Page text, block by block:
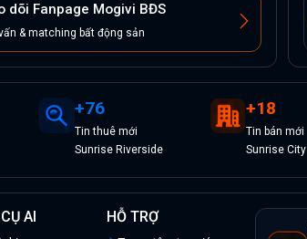
dõi Fanpage Mogivi BĐS
& matching bất động sản
+76
Tinthuêmới
Sunrise Riverside
+18
Tin bán mới
Sunrise City
AI HỖ TRỢ